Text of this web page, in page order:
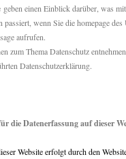
geben einen Einblick darüber, was
passiert, wenn Sie die homepage des
aufrufen.
zum Thema Datenschutz
Datenschutzerklärung.
die Datenerfassung auf dieser
Website erfolgt durch den